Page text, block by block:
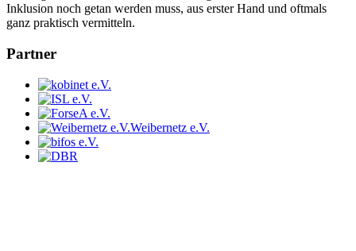
Inklusion noch getan werden muss, aus erster Hand und oftmals
ganz praktisch vermitteln.
Partner
Weibernetz e.V.